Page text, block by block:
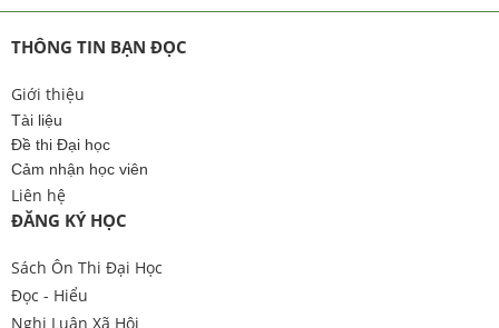
THÔNG TIN BẠN ĐỌC
Giới thiệu
Tài liệu
Đề thi Đại học
Cảm nhận học viên
Liên hệ
ĐĂNG KÝ HỌC
Sách Ôn Thi Đại Học
Đọc - Hiểu
Nghị Luận Xã Hội